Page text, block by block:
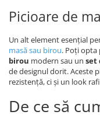
Picioare de
Un alt element esențial
masă sau birou. Poți
birou modern sau un set
de designul dorit. Aceste
rezistență, ci și un look
De ce să